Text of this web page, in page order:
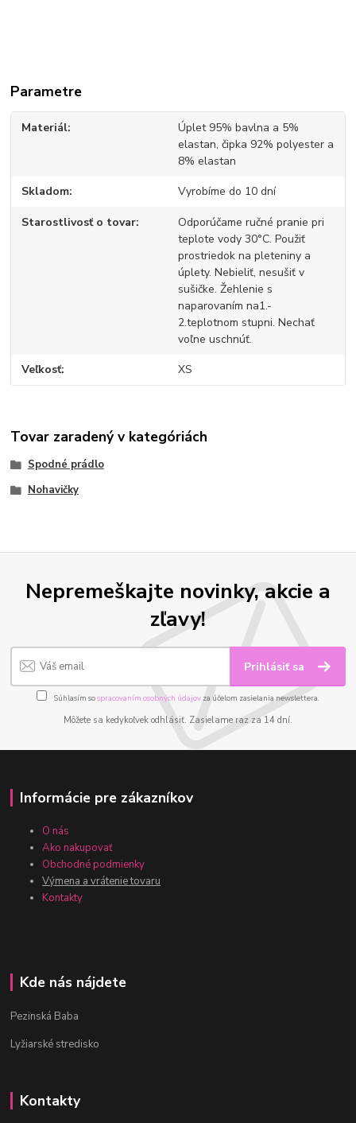
Parametre
Materiál
Úplet 95% bavlna a 5%
elastan, čipka 92% polyester a
8% elastan
Skladom Vyrobíme do 10 dní
Starostlivosť o tovar
Odporúčame ručné pranie pri
teplote vody 30°C. Použiť
prostriedok na pleteniny a
úplety. Nebieliť, nesušiť v
sušičke. Žehlenie s
naparovaním na1.-
2.teplotnom stupni. Nechať
voľne uschnúť.
Veľkosť XS
Tovar zaradený v kategóriách
Spodné prádlo
Nohavičky
Nepremeškajte novinky, akcie a
zľavy!
Prihlásiť sa
Súhlasím sospracovaním osobných údajov za účelom zasielania newslettera.
Môžete sa kedykoľvek odhlásiť. Zasielame raz za 14 dní.
Informácie pre zákazníkov
O nás
Ako nakupovať
Obchodné podmienky
Výmena a vrátenie tovaru
Kontakty
Kde nás nájdete
Pezinská Baba
Lyžiarské stredisko
Kontakty